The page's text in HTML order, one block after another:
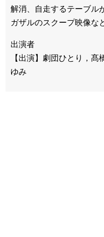
解消、自走するテーブル
ガザルのスクープ映像な
出演者
【出演】劇団ひとり，
ゆみ